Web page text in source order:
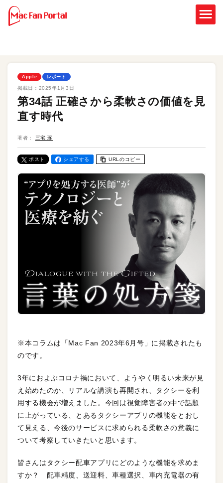
Apple レポート
掲載日： 2025年1月3日
第34話 正確さから柔軟さの価値を見
直す時代
著者： 三宅 琢
ポスト シェアする URLのコピー
※本コラムは「Mac Fan 2023年6月号」に掲載されたも
のです。
3年におよぶコロナ禍において、ようやく明るい未来が見
え始めたのか、リアルな講演も再開され、タクシーを利
用する機会が増えました。今回は視覚障害者の中で話題
に上がっている、とあるタクシーアプリの機能をとおし
て見える、今後のサービスに求められる柔軟さの意義に
ついて考察していきたいと思います。
皆さんはタクシー配車アプリにどのような機能を求めま
すか？ 配車精度、送迎料、車種選択、車内充電器の有